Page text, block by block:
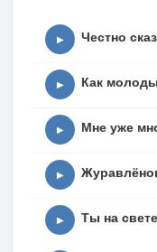
▶ Честно
▶ Как
▶ Мне уже
▶
▶ Ты на